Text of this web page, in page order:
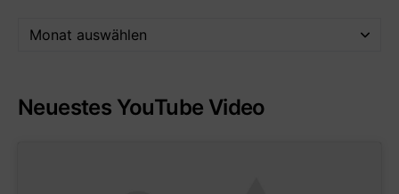
Neuestes YouTube Video